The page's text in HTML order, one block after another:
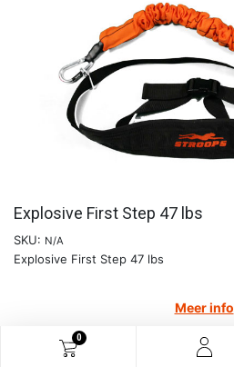
0
Explosive First Step 47 lbs
SKU: N/A
Explosive First Step 47 lbs
Meer info
115,29